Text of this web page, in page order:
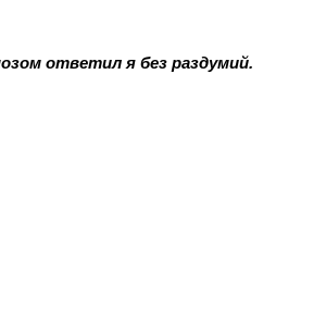
ответил я без раздумий.